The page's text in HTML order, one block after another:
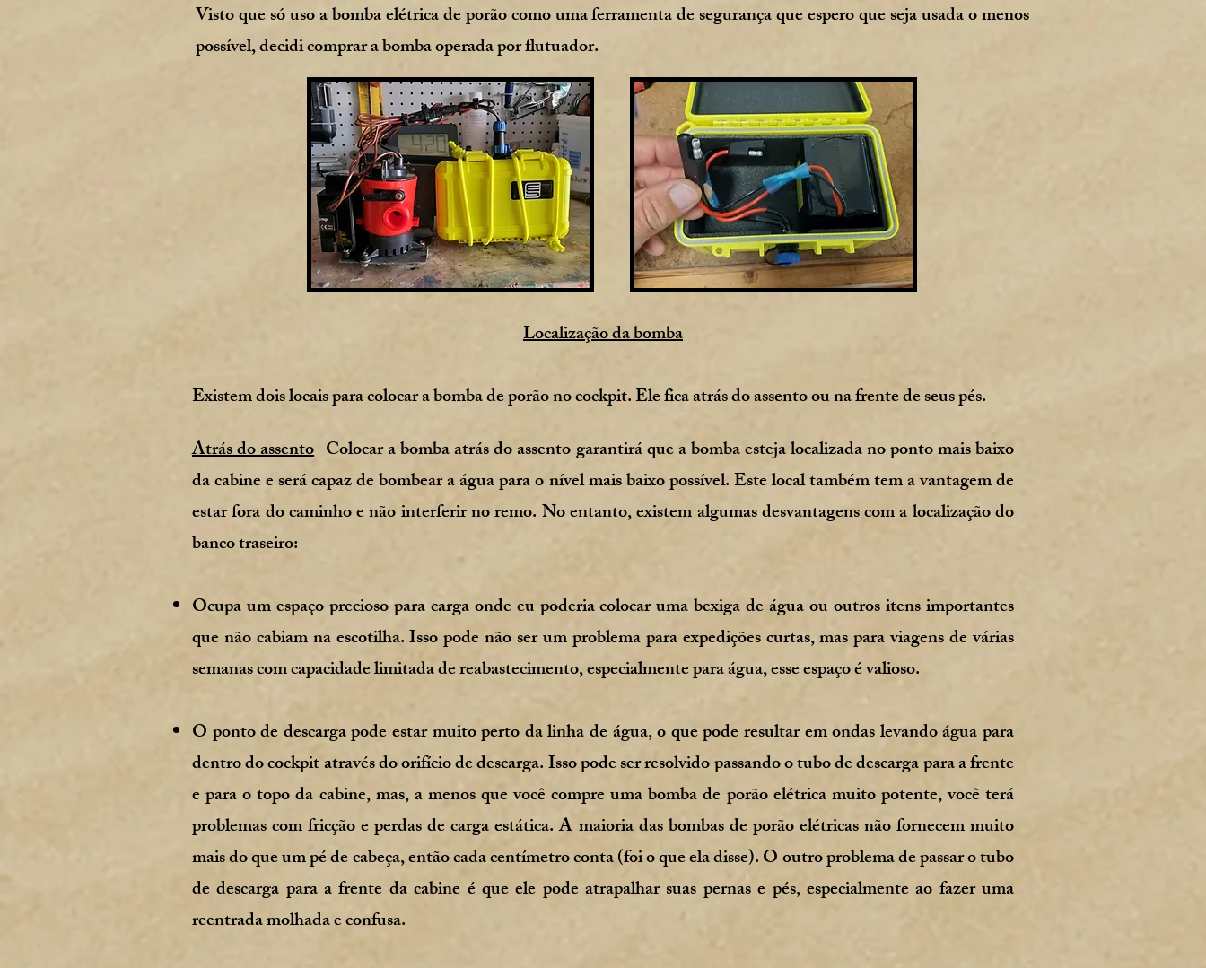
Visto que só uso a bomba elétrica de porão como uma ferramenta de segurança que espero que seja usada o menos
possível, decidi comprar a bomba operada por flutuador.
Localização da bomba
Existem dois locais para colocar a bomba de porão no cockpit. Ele fica atrás do assento ou na frente de seus pés.
Atrás do assento- Colocar a bomba atrás do assento garantirá que a bomba esteja localizada no ponto mais baixo
da cabine e será capaz de bombear a água para o nível mais baixo possível. Este local também tem a vantagem de
estar fora do caminho e não interferir no remo. No entanto, existem algumas desvantagens com a localização do
banco traseiro:
Ocupa um espaço precioso para carga onde eu poderia colocar uma bexiga de água ou outros itens importantes
que não cabiam na escotilha. Isso pode não ser um problema para expedições curtas, mas para viagens de várias
semanas com capacidade limitada de reabastecimento, especialmente para água, esse espaço é valioso.
O ponto de descarga pode estar muito perto da linha de água, o que pode resultar em ondas levando água para
dentro do cockpit através do orifício de descarga. Isso pode ser resolvido passando o tubo de descarga para a frente
e para o topo da cabine, mas, a menos que você compre uma bomba de porão elétrica muito potente, você terá
problemas com fricção e perdas de carga estática. A maioria das bombas de porão elétricas não fornecem muito
mais do que um pé de cabeça, então cada centímetro conta (foi o que ela disse). O outro problema de passar o tubo
de descarga para a frente da cabine é que ele pode atrapalhar suas pernas e pés, especialmente ao fazer uma
reentrada molhada e confusa.